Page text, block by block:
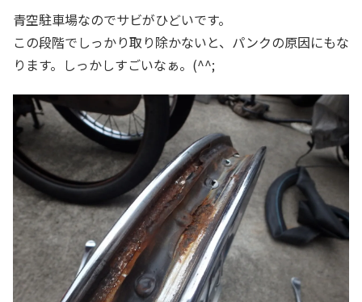
青空駐車場なのでサビがひどいです。
この段階でしっかり取り除かないと、パンクの原因にもな
ります。しっかしすごいなぁ。(^^;